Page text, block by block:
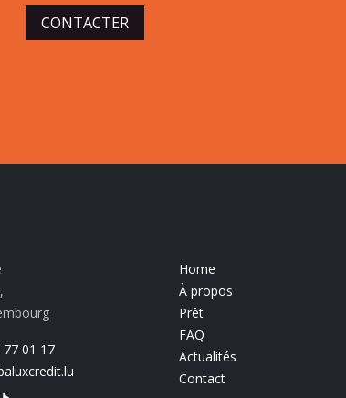
CONTACTER
01 17
Home
À propos
Prêt
FAQ
Actualités
Contact